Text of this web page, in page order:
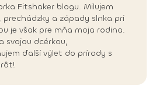
Fitshaker blogu. Milujem
a západy slnka pri
je však pre mňa moja rodina.
svojou dcérkou,
ďalší výlet do prírody s